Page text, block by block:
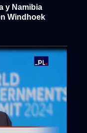
y Namibia
Windhoek